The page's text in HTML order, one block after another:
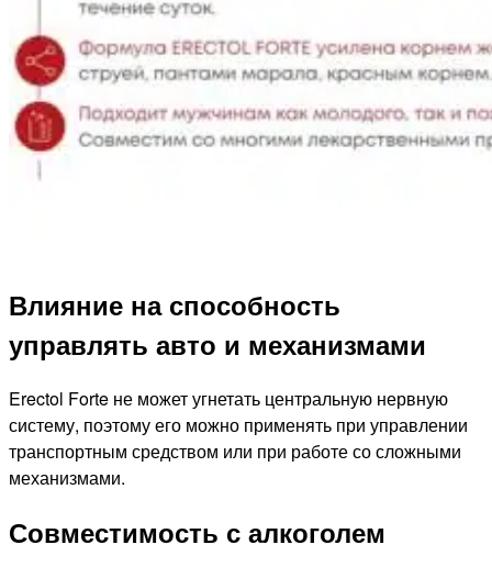
Влияние на способность
управлять авто и механизмами
Erectol Forte не может угнетать центральную нервную
систему, поэтому его можно применять при управлении
транспортным средством или при работе со сложными
механизмами.
Совместимость с алкоголем